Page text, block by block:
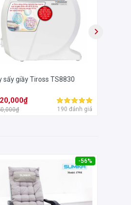
sấy giầy Tiross TS8830
190 đánh giá
-56%